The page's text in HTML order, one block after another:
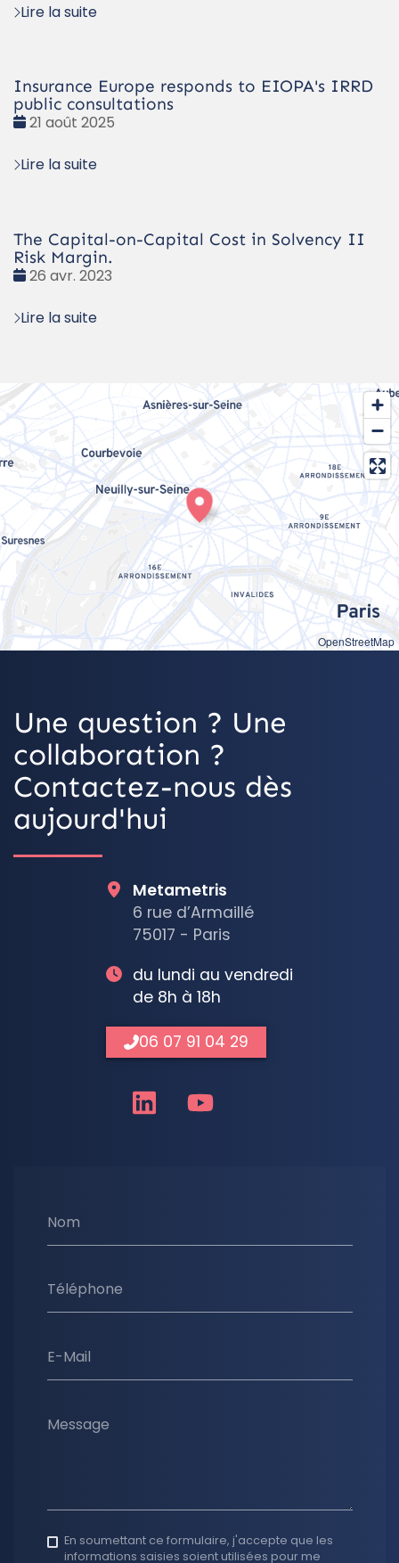
Lire la suite
Insurance Europe responds to EIOPA's IRRD
public consultations
Date
21 août 2025
Lire la suite
The Capital-on-Capital Cost in Solvency II
Risk Margin.
Date
26 avr. 2023
Lire la suite
OpenStreetMap
Une question ? Une
collaboration ?
Contactez-nous dès
aujourd'hui
Nom
Téléphone
E-Mail
Message
En soumettant ce formulaire, j'accepte que les
informations saisies soient utilisées pour me
Metametris
6 rue d’Armaillé
75017 - Paris
du lundi au vendredi
de 8h à 18h
06 07 91 04 29